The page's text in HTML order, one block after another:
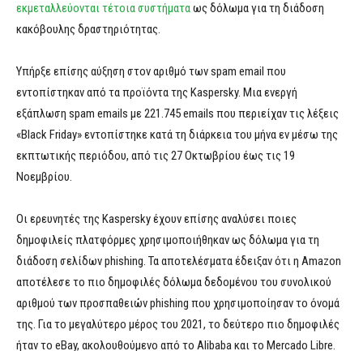
εκμεταλλεύονται τέτοια συστήματαως δόλωμα για τη διάδοση
κακόβουλης δραστηριότητας.
Υπήρξε επίσης αύξηση στον αριθμό των spam email που
εντοπίστηκαν από τα προϊόντα της Kaspersky. Μια ενεργή
εξάπλωση spam emails με 221.745 emails που περιείχαν τις λέξεις
«Black Friday» εντοπίστηκε κατά τη διάρκεια του μήνα εν μέσω της
εκπτωτικής περιόδου, από τις 27 Οκτωβρίου έως τις 19
Νοεμβρίου.
Οι ερευνητές της Kaspersky έχουν επίσης αναλύσει ποιες
δημοφιλείς πλατφόρμες χρησιμοποιήθηκαν ως δόλωμα για τη
διάδοση σελίδων phishing. Τα αποτελέσματα έδειξαν ότι η Amazon
αποτέλεσε το πιο δημοφιλές δόλωμα δεδομένου του συνολικού
αριθμού των προσπαθειών phishing που χρησιμοποίησαν το όνομά
της. Για το μεγαλύτερο μέρος του 2021, το δεύτερο πιο δημοφιλές
ήταν το eBay, ακολουθούμενο από το Alibaba και το Mercado Libre.